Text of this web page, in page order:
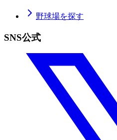
野球場を探す
SNS公式